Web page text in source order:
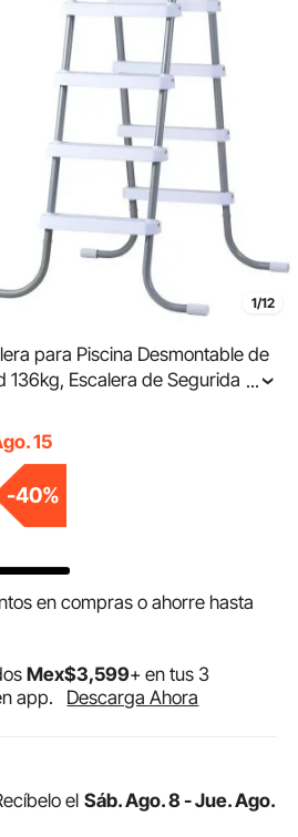
1/12
para Piscina Desmontable de
136kg, Escalera de Seguridad
con Patas de Goma,
para Piscina Elevada de
...
15
-40%
en compras o ahorre hasta
Mex$3,599+ en tus 3
app.
Descarga Ahora
el Sáb. Ago. 8 - Jue. Ago.